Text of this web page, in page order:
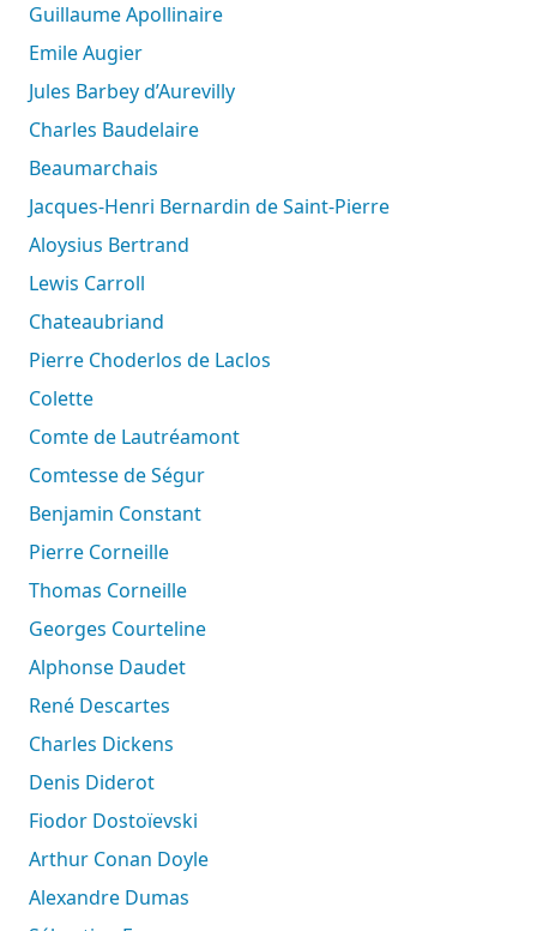
Guillaume Apollinaire
Emile Augier
Jules Barbey d’Aurevilly
Charles Baudelaire
Beaumarchais
Jacques-Henri Bernardin de Saint-Pierre
Aloysius Bertrand
Lewis Carroll
Chateaubriand
Pierre Choderlos de Laclos
Colette
Comte de Lautréamont
Comtesse de Ségur
Benjamin Constant
Pierre Corneille
Thomas Corneille
Georges Courteline
Alphonse Daudet
René Descartes
Charles Dickens
Denis Diderot
Fiodor Dostoïevski
Arthur Conan Doyle
Alexandre Dumas